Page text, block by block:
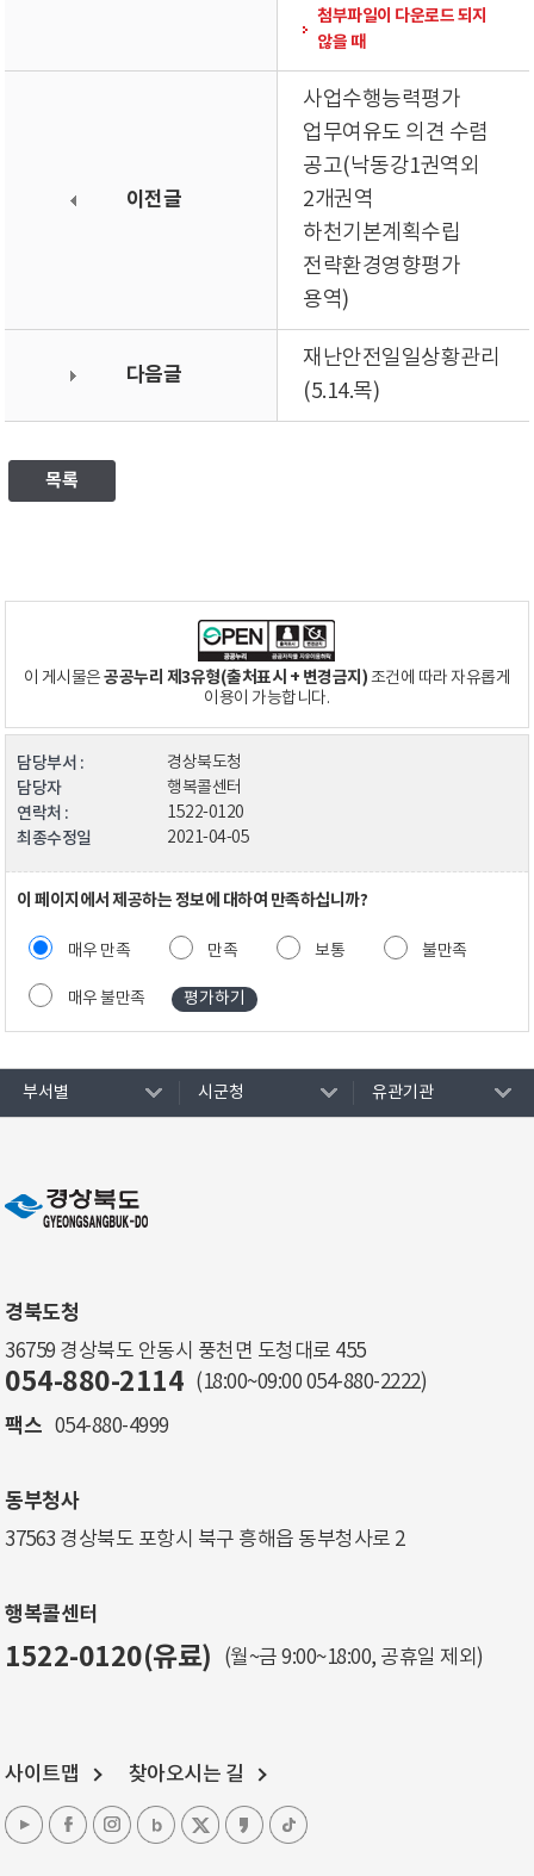
첨부파일이 다운로드 되지
않을 때
이전글
사업수행능력평가
업무여유도 의견 수렴
공고(낙동강1권역외
2개권역
하천기본계획수립
전략환경영향평가
용역)
다음글
재난안전일일상황관리
(5.14.목)
목록
이 게시물은공공누리 제3유형(출처표시 + 변경금지)조건에 따라 자유롭게
이용이 가능합니다.
담당부서 : 경상북도청
담당자 행복콜센터
연락처 : 1522-0120
최종수정일 2021-04-05
이 페이지에서 제공하는 정보에 대하여 만족하십니까?
매우 만족 만족 보통 불만족
매우 불만족
부서별 시군청 유관기관
경북도청
36759 경상북도 안동시 풍천면 도청대로 455
054-880-2114 (18:00~09:00 054-880-2222)
팩스 054-880-4999
동부청사
37563 경상북도 포항시 북구 흥해읍 동부청사로 2
행복콜센터
1522-0120(유료) (월~금 9:00~18:00, 공휴일 제외)
사이트맵 찾아오시는 길